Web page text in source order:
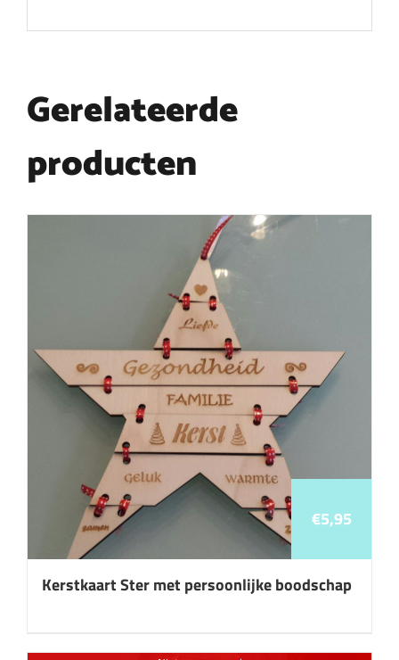
Gerelateerde
producten
Kerstkaart Ster met persoonlijke boodschap
€5,95